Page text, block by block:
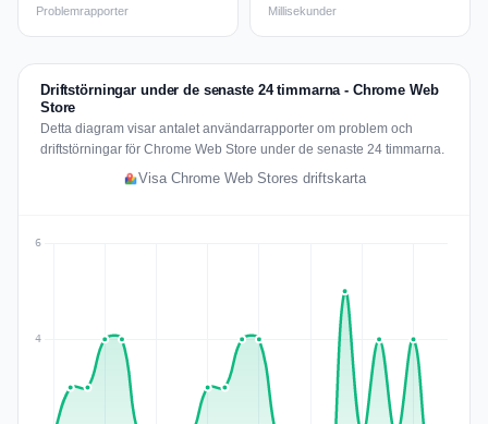
Problemrapporter Millisekunder
Driftstörningar under de senaste 24 timmarna - Chrome Web
Store
Detta diagram visar antalet användarrapporter om problem och
driftstörningar för Chrome Web Store under de senaste 24 timmarna.
Visa Chrome Web Stores driftskarta